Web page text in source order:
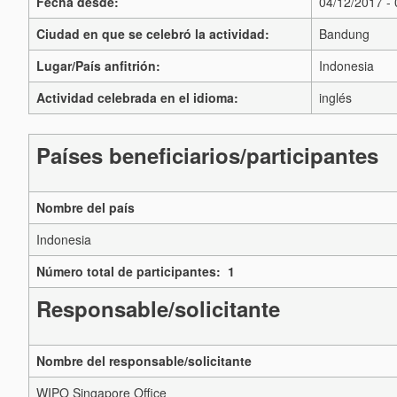
Ciudad en que se celebró la actividad:
Bandung
Lugar/País anfitrión:
Indonesia
Actividad celebrada en el idioma:
inglés
Países beneficiarios/participantes
Nombre del país
Indonesia
Número total de participantes: 1
Responsable/solicitante
Nombre del responsable/solicitante
WIPO Singapore Office